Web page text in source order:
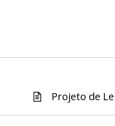
Projeto de